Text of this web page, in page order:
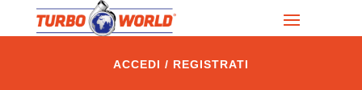
ACCEDI / REGISTRATI